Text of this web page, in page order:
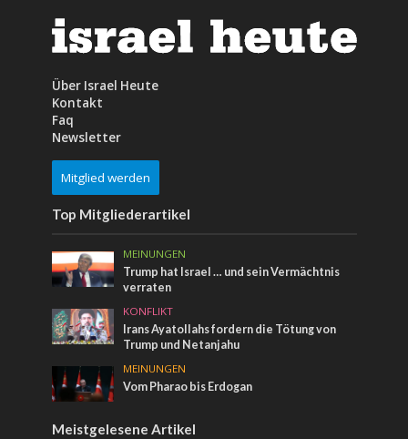
Über Israel Heute
Kontakt
Faq
Newsletter
Mitglied werden
Top Mitgliederartikel
MEINUNGEN
Trump hat Israel … und sein Vermächtnis
verraten
KONFLIKT
Irans Ayatollahs fordern die Tötung von
Trump und Netanjahu
MEINUNGEN
Vom Pharao bis Erdogan
Meistgelesene Artikel